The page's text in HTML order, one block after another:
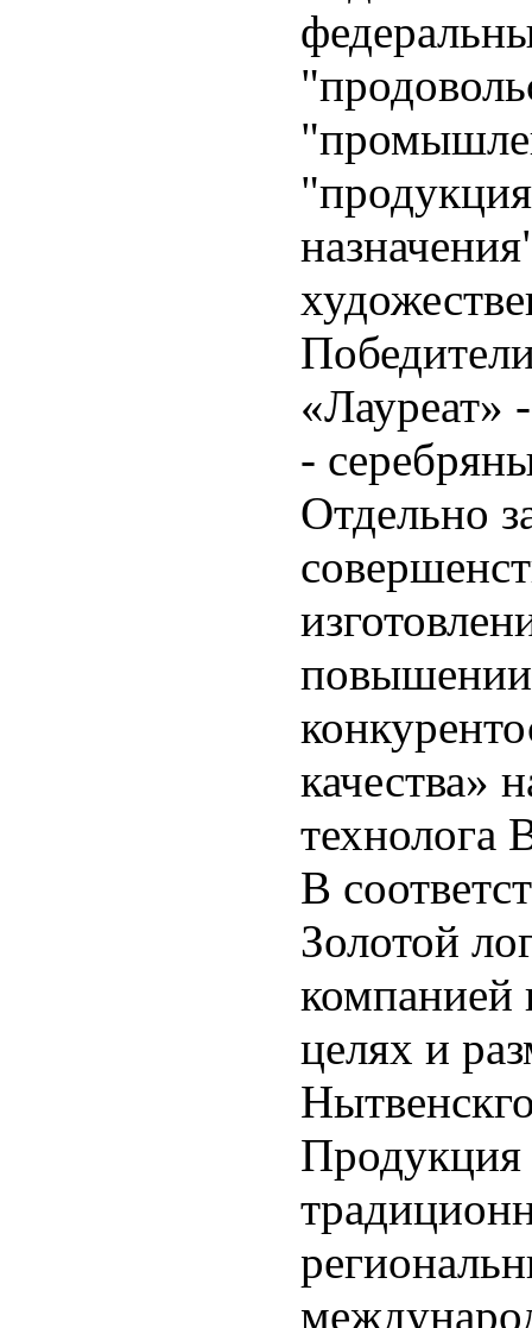
«Лауреат»
-
Отдельно
повышении
качества»
В
Золотой
целях и
Продукция